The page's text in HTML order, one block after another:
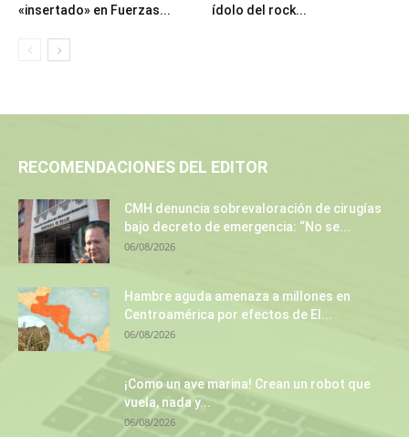
«insertado» en Fuerzas...
ídolo del rock...
RECOMENDACIONES DEL EDITOR
CMH denuncia sobrevaloración de cirugías
bajo decreto de emergencia: “No se...
06/08/2026
Hambre aguda amenaza a millones en
Centroamérica por efectos de El...
06/08/2026
¡Como un ave marina! Crean un robot que
vuela, nada y...
06/08/2026